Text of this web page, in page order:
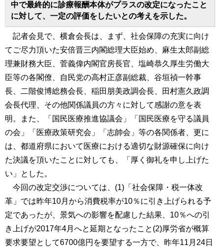
中で最終的に診療報酬本体がプラスの改定になったこと
に対して、一定の評価をしたいとの考えを示した。
記者会見で、横倉会長は、まず、社会保障の充実に向け
てご尽力頂いた安倍晋三内閣総理大臣始め、麻生太郎副総
理兼財務大臣、菅義偉内閣官房長官、塩崎恭久厚生労働大
臣等の各閣僚、自民党の高村正彦副総裁、谷垣禎一幹事
長、二階俊博総務会長、稲田朋美政調会長、田村憲久政調
会長代理、その他関係議員の方々に対して感謝の意を表
明。また、「国民医療推進協議会」「国民医療を守る議員
の会」「医療政策研究会」「志帥会」等の各関係者、更に
は、都道府県において医療における適切な財源確保に向け
た決議を頂いたことに対しても、「厚く御礼を申し上げた
い」とした。
今回の改定交渉については、(1)「社会保障・税一体改
革」では昨年10月から消費税率が10％に引き上げられる予
定であったが、景気への影響を配慮した結果、10％への引
き上げが2017年4月へと延期となったこと(2)厚労省が概算
要求要望として6700億円を要望する一方で、昨年11月24日